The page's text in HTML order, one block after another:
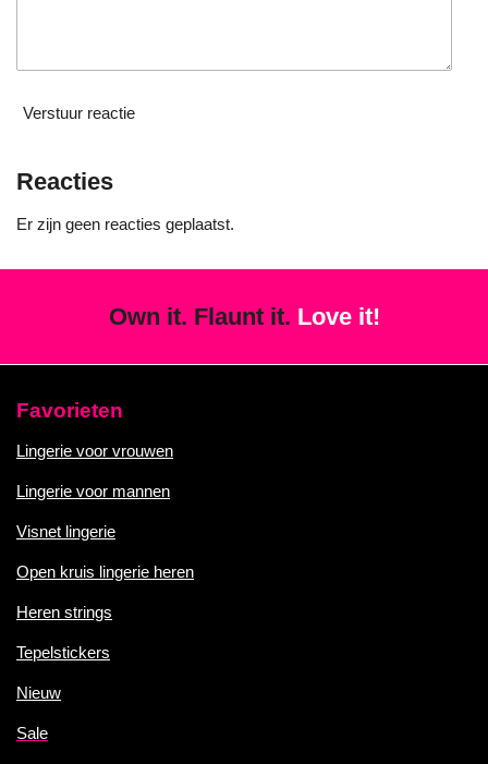
Verstuur reactie
Reacties
Er zijn geen reacties geplaatst.
Own it. Flaunt it. Love it!
Favorieten
Lingerie voor vrouwen
Lingerie voor mannen
Visnet lingerie
Open kruis lingerie heren
Heren strings
Tepelstickers
Nieuw
Sale